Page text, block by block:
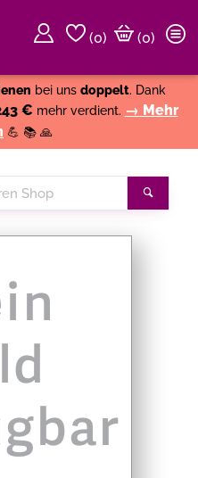
(0)
(0)
bei uns doppelt. Dank
€ mehr verdient. → Mehr
💪 📚 🙏